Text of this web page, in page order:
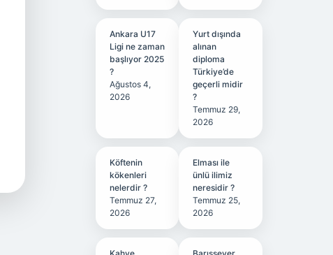
Ankara U17
Ligi ne zaman
başlıyor 2025
?
Ağustos 4,
2026
Yurt dışında
alınan
diploma
Türkiye’de
geçerli midir
?
Temmuz 29,
2026
Köftenin
kökenleri
nelerdir ?
Temmuz 27,
2026
Elması ile
ünlü ilimiz
neresidir ?
Temmuz 25,
2026